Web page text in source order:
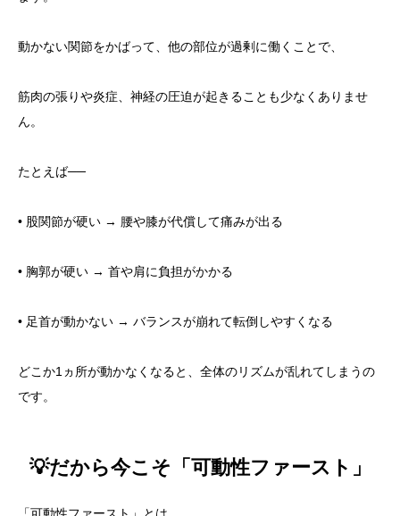
動かない関節をかばって、他の部位が過剰に働くことで、
筋肉の張りや炎症、神経の圧迫が起きることも少なくありませ
ん。
たとえば──
• 股関節が硬い → 腰や膝が代償して痛みが出る
• 胸郭が硬い → 首や肩に負担がかかる
• 足首が動かない → バランスが崩れて転倒しやすくなる
どこか1ヵ所が動かなくなると、全体のリズムが乱れてしまうの
です。
💡だから今こそ「可動性ファースト」
「可動性ファースト」とは、